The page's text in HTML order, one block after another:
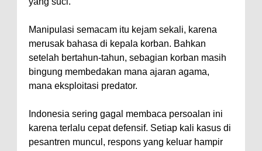
Manipulasi semacam itu kejam sekali, karena
merusak bahasa di kepala korban. Bahkan
setelah bertahun-tahun, sebagian korban masih
bingung membedakan mana ajaran agama,
mana eksploitasi predator.
Indonesia sering gagal membaca persoalan ini
karena terlalu cepat defensif. Setiap kali kasus di
pesantren muncul, respons yang keluar hampir